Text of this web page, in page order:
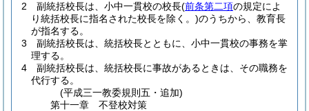
2
副統括校長は、小中一貫校の校長(前条第二項の規定によ
り統括校長に指名された校長を除く。)のうちから、教育長
が指名する。
3
副統括校長は、統括校長とともに、小中一貫校の事務を掌
理する。
4
副統括校長は、統括校長に事故があるときは、その職務を
代行する。
(平成三一教委規則五・追加)
第十一章
不登校対策